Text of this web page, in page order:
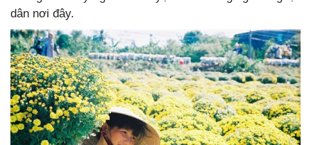
dân nơi đây.